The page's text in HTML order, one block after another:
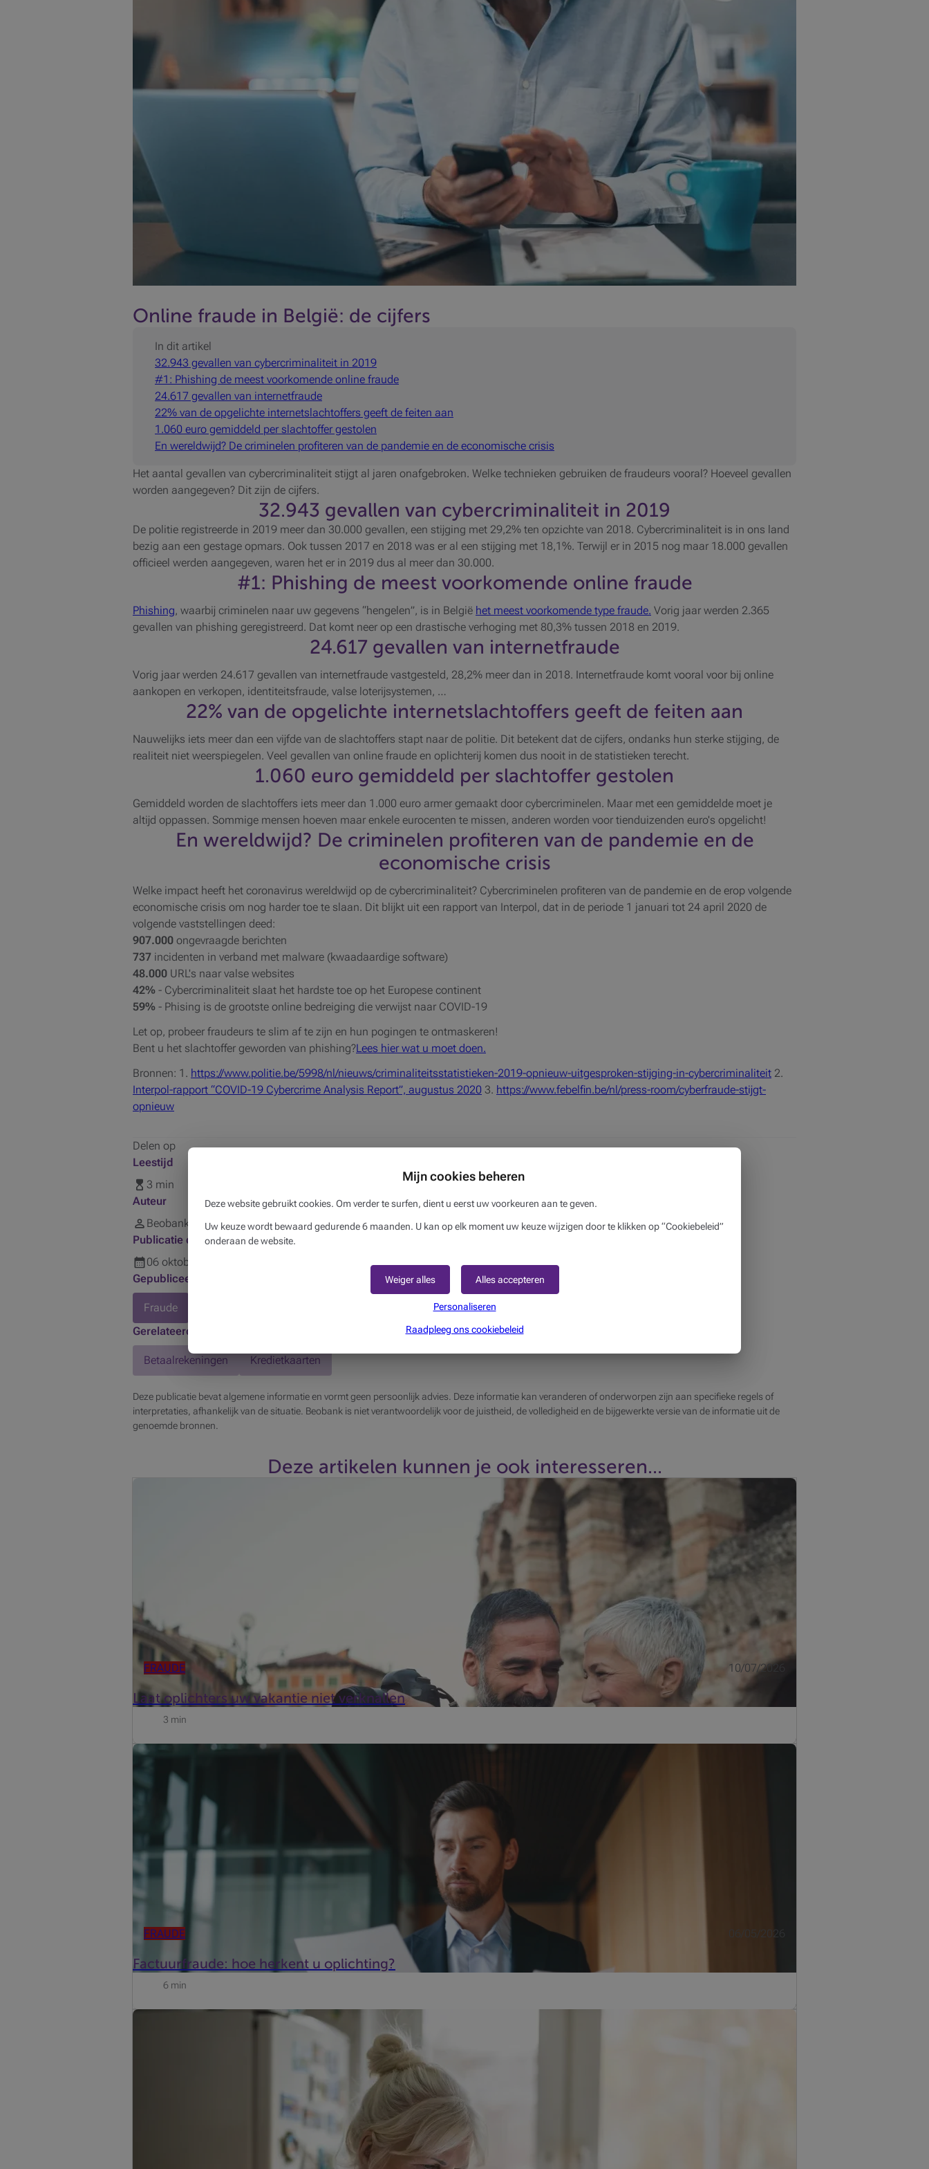
Online fraude in België: de cijfers
In dit artikel
32.943 gevallen van cybercriminaliteit in 2019
#1: Phishing de meest voorkomende online fraude
24.617 gevallen van internetfraude
22% van de opgelichte internetslachtoffers geeft de feiten aan
1.060 euro gemiddeld per slachtoffer gestolen
En wereldwijd? De criminelen profiteren van de pandemie en de economische crisis
Het aantal gevallen van cybercriminaliteit stijgt al jaren onafgebroken. Welke technieken gebruiken de fraudeurs vooral? Hoeveel gevallen
worden aangegeven? Dit zijn de cijfers.
32.943 gevallen van cybercriminaliteit in 2019
De politie registreerde in 2019 meer dan 30.000 gevallen, een stijging met 29,2% ten opzichte van 2018. Cybercriminaliteit is in ons land
bezig aan een gestage opmars. Ook tussen 2017 en 2018 was er al een stijging met 18,1%. Terwijl er in 2015 nog maar 18.000 gevallen
officieel werden aangegeven, waren het er in 2019 dus al meer dan 30.000.
#1: Phishing de meest voorkomende online fraude
Phishing, waarbij criminelen naar uw gegevens “hengelen”, is in België het meest voorkomende type fraude. Vorig jaar werden 2.365
gevallen van phishing geregistreerd. Dat komt neer op een drastische verhoging met 80,3% tussen 2018 en 2019.
24.617 gevallen van internetfraude
Vorig jaar werden 24.617 gevallen van internetfraude vastgesteld, 28,2% meer dan in 2018. Internetfraude komt vooral voor bij online
aankopen en verkopen, identiteitsfraude, valse loterijsystemen, …
22% van de opgelichte internetslachtoffers geeft de feiten aan
Nauwelijks iets meer dan een vijfde van de slachtoffers stapt naar de politie. Dit betekent dat de cijfers, ondanks hun sterke stijging, de
realiteit niet weerspiegelen. Veel gevallen van online fraude en oplichterij komen dus nooit in de statistieken terecht.
1.060 euro gemiddeld per slachtoffer gestolen
Gemiddeld worden de slachtoffers iets meer dan 1.000 euro armer gemaakt door cybercriminelen. Maar met een gemiddelde moet je
altijd oppassen. Sommige mensen hoeven maar enkele eurocenten te missen, anderen worden voor tienduizenden euro's opgelicht!
En wereldwijd? De criminelen profiteren van de pandemie en de
economische crisis
Welke impact heeft het coronavirus wereldwijd op de cybercriminaliteit? Cybercriminelen profiteren van de pandemie en de erop volgende
economische crisis om nog harder toe te slaan. Dit blijkt uit een rapport van Interpol, dat in de periode 1 januari tot 24 april 2020 de
volgende vaststellingen deed:
907.000 ongevraagde berichten
737 incidenten in verband met malware (kwaadaardige software)
48.000 URL's naar valse websites
42% - Cybercriminaliteit slaat het hardste toe op het Europese continent
59% - Phising is de grootste online bedreiging die verwijst naar COVID-19
Let op, probeer fraudeurs te slim af te zijn en hun pogingen te ontmaskeren!
Bent u het slachtoffer geworden van phishing?Lees hier wat u moet doen.
Bronnen: 1. https://www.politie.be/5998/nl/nieuws/criminaliteitsstatistieken-2019-opnieuw-uitgesproken-stijging-in-cybercriminaliteit 2.
Interpol-rapport “COVID-19 Cybercrime Analysis Report”, augustus 2020 3. https://www.febelfin.be/nl/press-room/cyberfraude-stijgt-
opnieuw
Delen op
Leestijd
3 min
Auteur
Beobank
Publicatie datum
06 oktober
Gepubliceerd in
Fraude
Gerelateerde producten
Betaalrekeningen Kredietkaarten
Deze publicatie bevat algemene informatie en vormt geen persoonlijk advies. Deze informatie kan veranderen of onderworpen zijn aan specifieke regels of
interpretaties, afhankelijk van de situatie. Beobank is niet verantwoordelijk voor de juistheid, de volledigheid en de bijgewerkte versie van de informatie uit de
genoemde bronnen.
Deze artikelen kunnen je ook interesseren...
FRAUDE 10/07/2026
Laat oplichters uw vakantie niet verknallen
Eindelijk vakantie: zalig nietsdoen, nieuwe horizonten verkennen en zorgeloos de dag induiken. Die onbekommerde instelling komt
3 min
FRAUDE 06/05/2026
Factuurfraude: hoe herkent u oplichting?
Factuurfraude komt steeds vaker voor in België. Ontdek onze praktische tips om oplichtingspogingen te herkennen en te vermijden
6 min
Elk jaar worden heel wat mensen slachtoffer van identiteitsdiefstal. Maar wat houdt dat precies in, hoe kan je het herkennen en nog
belangrijker: hoe kan je het voorkomen? Wij geven je enkele tips.
Mijn cookies beheren
Deze website gebruikt cookies. Om verder te surfen, dient u eerst uw voorkeuren aan te geven.
Uw keuze wordt bewaard gedurende 6 maanden. U kan op elk moment uw keuze wijzigen door te klikken op “Cookiebeleid”
onderaan de website.
Alles accepteren
Weiger alles
Personaliseren
Raadpleeg ons cookiebeleid